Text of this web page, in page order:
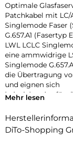
Optimale
Patchkabel mit LC/
Singlemode Faser
G.657.A1 (Fasertyp
LWL LCLC
eine ammwidrige
Singlemode
die Übertragung
und eignen sich
beispielsweise für
optischen
einen
Mehr lesen
DiTo-Shopping